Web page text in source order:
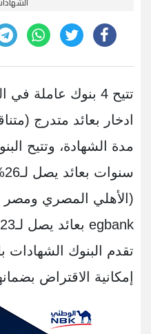
تتيح 4 بنوك
ادخار بعائد متدرج
(الأهلي المصري ومصر
تقدم البنوك الشهادات
إمكانية الاقتراض